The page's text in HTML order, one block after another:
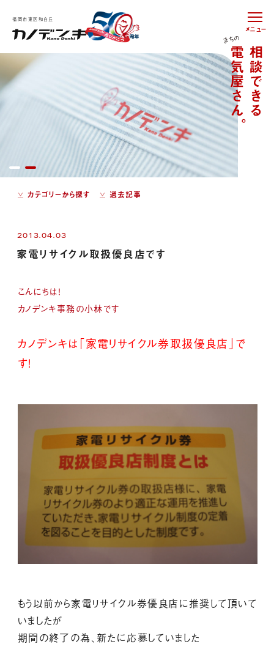
メニュー
福岡市東区和白丘
カテゴリーから探す 過去記事
2013.04.03
家電リサイクル取扱優良店です
こんにちは！
カノデンキ事務の小林です
カノデンキは「家電リサイクル券取扱優良店」で
す！
もう以前から家電リサイクル券優良店に推奨して頂いて
いましたが
期間の終了の為、新たに応募していました